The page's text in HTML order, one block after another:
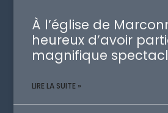
À l’église de
heureux d’avoir
magnifique
LIRE LA SUITE »